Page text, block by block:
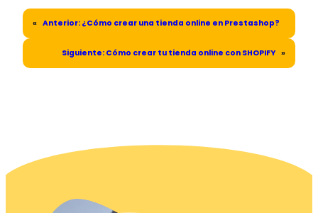
« Anterior: ¿Cómo crear una tienda online en Prestashop?
Siguiente: Cómo crear tu tienda online con SHOPIFY »